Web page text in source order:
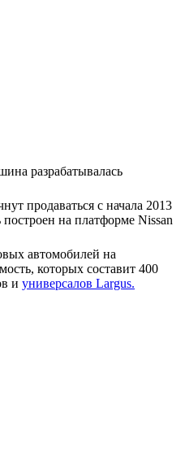
разрабатывалась
продаваться с начала 2013
на платформе Nissan
автомобилей на
которых составит 400
и универсалов Largus.